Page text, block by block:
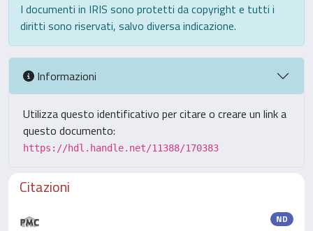
I documenti in IRIS sono protetti da copyright e tutti i
diritti sono riservati, salvo diversa indicazione.
Informazioni
Utilizza questo identificativo per citare o creare un link a
questo documento:
https://hdl.handle.net/11388/170383
Citazioni
ND